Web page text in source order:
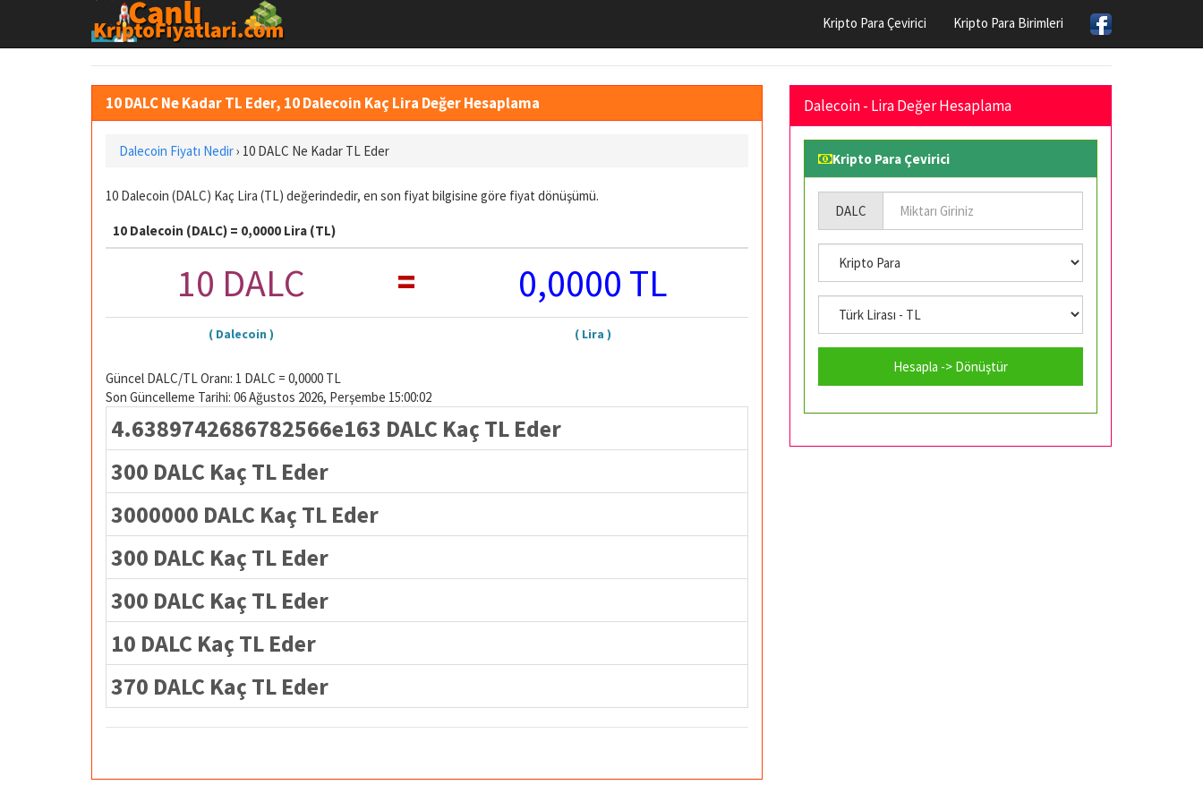
Kripto Para Çevirici Kripto Para Birimleri
10 DALC Ne Kadar TL Eder, 10 Dalecoin Kaç Lira Değer Hesaplama
Dalecoin Fiyatı Nedir› 10 DALC Ne Kadar TL Eder
10 Dalecoin (DALC) Kaç Lira (TL) değerindedir, en son fiyat bilgisine göre fiyat dönüşümü.
10 Dalecoin (DALC) = 0,0000 Lira (TL)
10 DALC = 0,0000 TL
( Dalecoin ) ( Lira )
Güncel DALC/TL Oranı: 1 DALC = 0,0000 TL
Son Güncelleme Tarihi: 06 Ağustos 2026, Perşembe 15:00:02
4.6389742686782566e163 DALC Kaç TL Eder
300 DALC Kaç TL Eder
3000000 DALC Kaç TL Eder
300 DALC Kaç TL Eder
300 DALC Kaç TL Eder
10 DALC Kaç TL Eder
370 DALC Kaç TL Eder
Dalecoin - Lira Değer Hesaplama
Kripto Para Çevirici
DALC
Hesapla -> Dönüştür